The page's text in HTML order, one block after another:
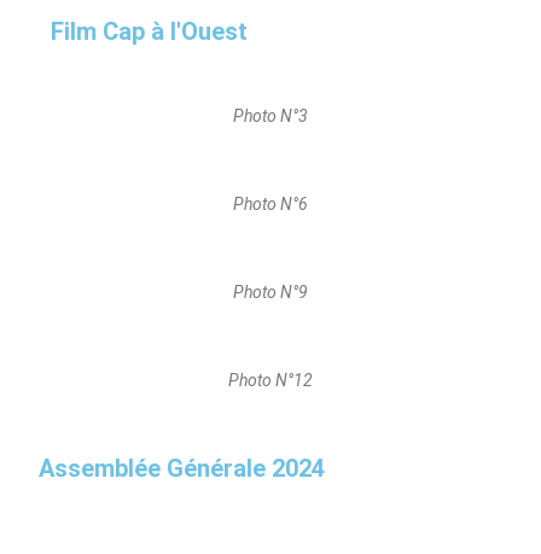
Film Cap à l'Ouest
Photo N°3
Photo N°6
Photo N°9
Photo N°12
Assemblée Générale 2024